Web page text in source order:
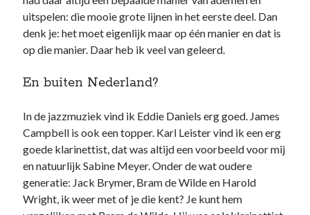
uitspelen: die mooie grote lijnen in het eerste deel. Dan
denk je: het moet eigenlijk maar op één manier en dat is
op die manier. Daar heb ik veel van geleerd.
En buiten Nederland?
In de jazzmuziek vind ik Eddie Daniels erg goed. James
Campbell is ook een topper. Karl Leister vind ik een erg
goede klarinettist, dat was altijd een voorbeeld voor mij
en natuurlijk Sabine Meyer. Onder de wat oudere
generatie: Jack Brymer, Bram de Wilde en Harold
Wright, ik weer met of je die kent? Je kunt hem